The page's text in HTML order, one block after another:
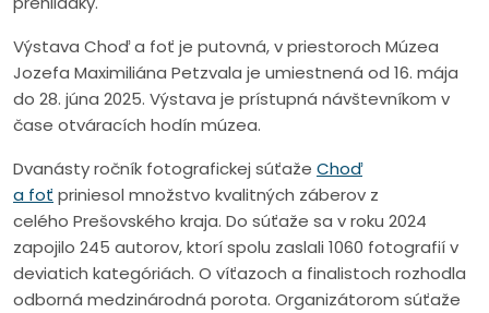
Výstava Choď a foť je putovná, v priestoroch Múzea
Jozefa Maximiliána Petzvala je umiestnená od 16. mája
do 28. júna 2025. Výstava je prístupná návštevníkom v
čase otváracích hodín múzea.
Dvanásty ročník fotografickej súťaže Choď
a foť priniesol množstvo kvalitných záberov z
celého Prešovského kraja. Do súťaže sa v roku 2024
zapojilo 245 autorov, ktorí spolu zaslali 1060 fotografií v
deviatich kategóriách. O víťazoch a finalistoch rozhodla
odborná medzinárodná porota. Organizátorom súťaže